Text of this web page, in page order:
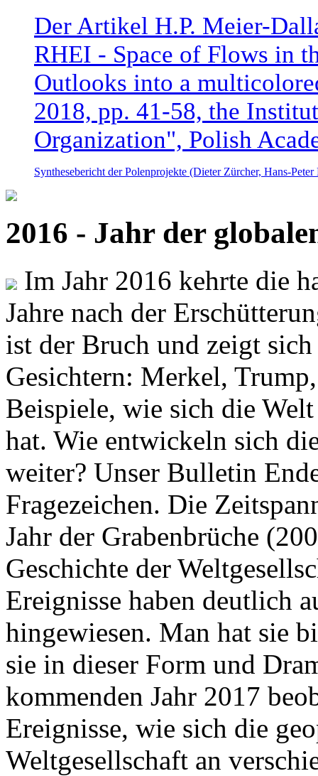
Der Artikel H.P. Meier-
RHEI - Space of Flows in
Outlooks into a
2018, pp. 41-58, the
Organization", Polish
Synthesebericht der Polenprojekte (Dieter Zürcher, Hans-
2016 - Jahr der
Im Jahr 2016 kehrte die
Jahre nach der
ist der Bruch und zeigt
Gesichtern: Merkel,
Beispiele, wie sich die
hat. Wie entwickeln sich
weiter? Unser Bulletin
Fragezeichen. Die
Jahr der Grabenbrüche
Geschichte der
Ereignisse haben deutlich
hingewiesen. Man hat sie
sie in dieser Form und
kommenden Jahr 2017
Ereignisse, wie sich die
Weltgesellschaft an